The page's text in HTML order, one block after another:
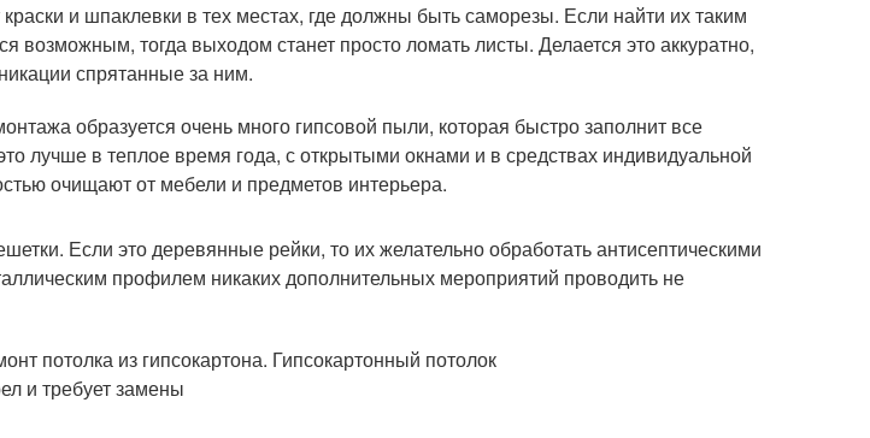
и шпаклевки в тех местах, где должны быть саморезы. Если найти их таким
возможным, тогда выходом станет просто ломать листы. Делается это аккуратно,
спрятанные за ним.
образуется очень много гипсовой пыли, которая быстро заполнит все
лучше в теплое время года, с открытыми окнами и в средствах индивидуальной
очищают от мебели и предметов интерьера.
Если это деревянные рейки, то их желательно обработать антисептическими
профилем никаких дополнительных мероприятий проводить не